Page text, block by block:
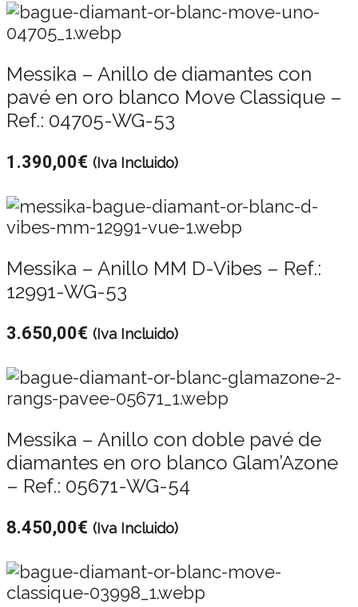
Messika – Anillo de diamantes con
pavé en oro blanco Move Classique –
Ref.: 04705-WG-53
1.390,00€ (Iva Incluido)
Messika – Anillo MM D-Vibes – Ref.:
12991-WG-53
3.650,00€ (Iva Incluido)
Messika – Anillo con doble pavé de
diamantes en oro blanco Glam’Azone
– Ref.: 05671-WG-54
8.450,00€ (Iva Incluido)